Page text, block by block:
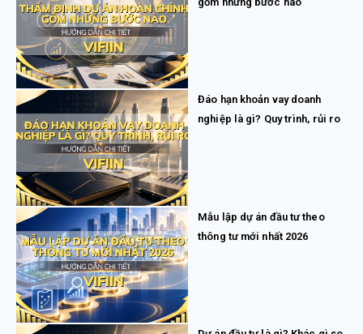
Đáo hạn khoản vay doanh
nghiệp là gì? Quy trình, rủi ro
Mẫu lập dự án đầu tư theo
thông tư mới nhất 2026